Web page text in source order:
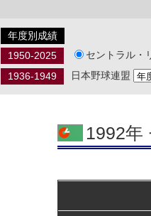
年度別成績
1950-2025
セントラル・
1936-1949
日本野球連盟
1992年